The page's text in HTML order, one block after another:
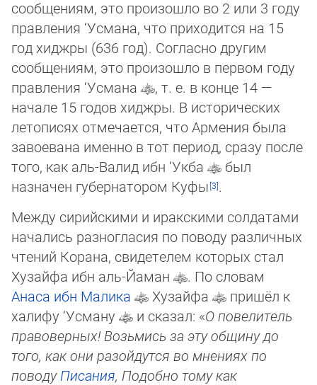
сообщениям, это про­изо­шло во 2 или 3 году
правления ‘Усмана, что приходится на 15
год хиджры (636 год). Согласно другим
сообщениям, это про­изо­шло в первом году
правления ‘Усмана
, т. е. в конце 14 —
начале 15 годов хиджры. В исторических
летописях отмечает­ся, что Армения была
завоевана именно в тот период, сразу после
того, как аль-Валид ибн ‘Укба
был
назначен губернато­ром Куфы
.
Между сирийскими и иракскими солдатами
начались разногласия по поводу различных
чтений Корана, свидетелем кото­рых стал
Хузайфа ибн аль-Йаман
. По словам
Анаса ибн Малика
Хузайфа
пришёл к
халифу ‘Усману
и сказал: «О повелитель
правоверных! Возьмись за эту общину до
того, как они разойдутся во мнениях по
поводуПисания, Подобно тому как